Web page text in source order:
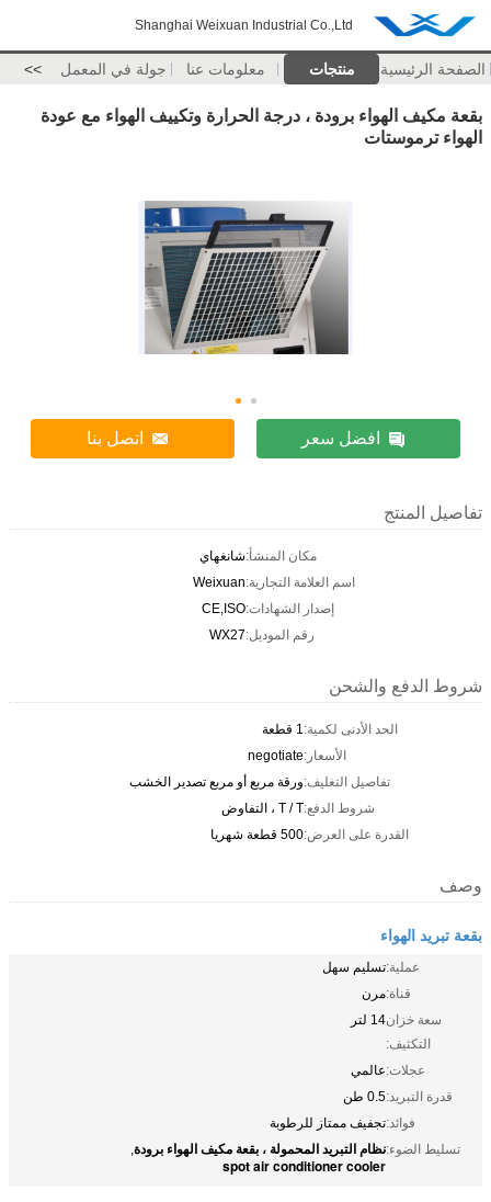
Shanghai Weixuan Industrial Co.,Ltd
الصفحة الرئيسية منتجات معلومات عنا جولة في المعمل >>
بقعة مكيف الهواء برودة ، درجة الحرارة وتكييف الهواء مع عودة
الهواء ترموستات
افضل سعر اتصل بنا
تفاصيل المنتج
مكان المنشأ:شانغهاي
اسم العلامة التجارية:Weixuan
إصدار الشهادات:CE,ISO
رقم الموديل:WX27
شروط الدفع والشحن
الحد الأدنى لكمية:1 قطعة
الأسعار:negotiate
تفاصيل التغليف:ورقة مربع أو مربع تصدير الخشب
شروط الدفع:T / T ، التفاوض
القدرة على العرض:500 قطعة شهريا
وصف
بقعة تبريد الهواء
عملية:تسليم سهل
قناة:مرن
سعة خزان
التكثيف:
14 لتر
عجلات:عالمي
قدرة التبريد:0.5 طن
فوائد:تجفيف ممتاز للرطوبة
تسليط الضوء:نظام التبريد المحمولة ، بقعة مكيف الهواء برودة,
spot air conditioner cooler